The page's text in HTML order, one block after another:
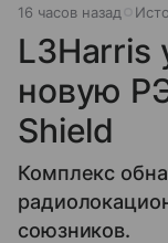
16 часов назад
L3Harris
новую
Shield
Комплекс
союзников.